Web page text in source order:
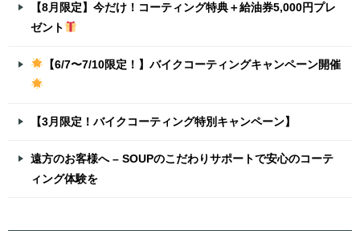
【8月限定】今だけ！コーティング特典＋給油券5,000円プレ
ゼント
【6/7〜7/10限定！】バイクコーティングキャンペーン開催
【3月限定！バイクコーティング特別キャンペーン】
遠方のお客様へ – SOUPのこだわりサポートで安心のコーテ
ィング体験を